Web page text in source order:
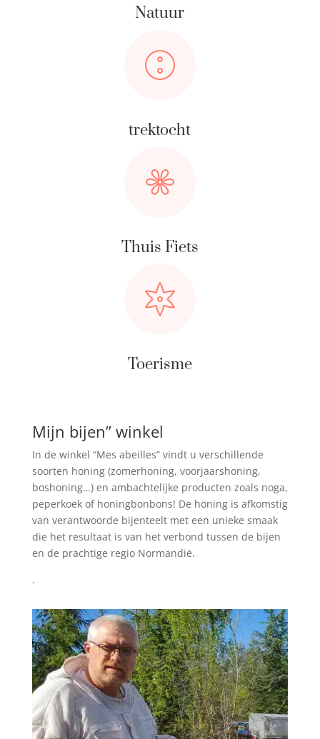
Natuur
trektocht
Thuis Fiets
Toerisme
Mijn bijen” winkel
In de winkel “Mes abeilles” vindt u verschillende
soorten honing (zomerhoning, voorjaarshoning,
boshoning…) en ambachtelijke producten zoals noga,
peperkoek of honingbonbons! De honing is afkomstig
van verantwoorde bijenteelt met een unieke smaak
die het resultaat is van het verbond tussen de bijen
en de prachtige regio Normandië.
.